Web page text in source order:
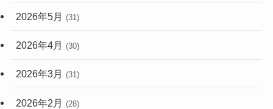
2026年5月 (31)
2026年4月 (30)
2026年3月 (31)
2026年2月 (28)